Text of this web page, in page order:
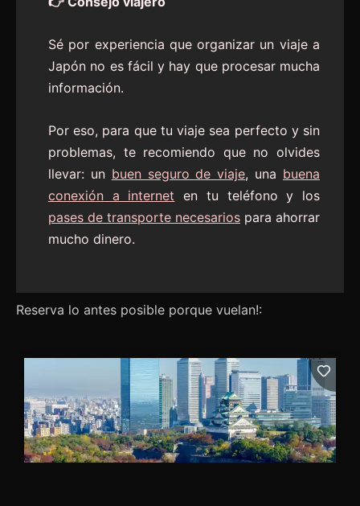
Sé por experiencia que organizar un viaje a
Japón no es fácil y hay que procesar mucha
información.
Por eso, para que tu viaje sea perfecto y sin
problemas, te recomiendo que no olvides
llevar: un buen seguro de viaje, una buena
conexión a internet
en tu teléfono y los
pases de transporte necesarios para ahorrar
mucho dinero.
Reserva lo antes posible porque vuelan!: